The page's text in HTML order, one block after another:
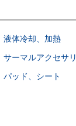
液体冷却、加熱
サーマルアクセサリ
パッド、シート